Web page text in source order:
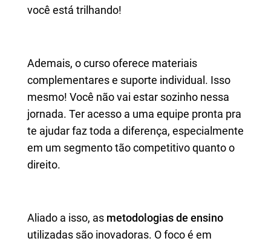
você está trilhando!
Ademais, o curso oferece materiais
complementares e suporte individual. Isso
mesmo! Você não vai estar sozinho nessa
jornada. Ter acesso a uma equipe pronta pra
te ajudar faz toda a diferença, especialmente
em um segmento tão competitivo quanto o
direito.
Aliado a isso, as metodologias de ensino
utilizadas são inovadoras. O foco é em